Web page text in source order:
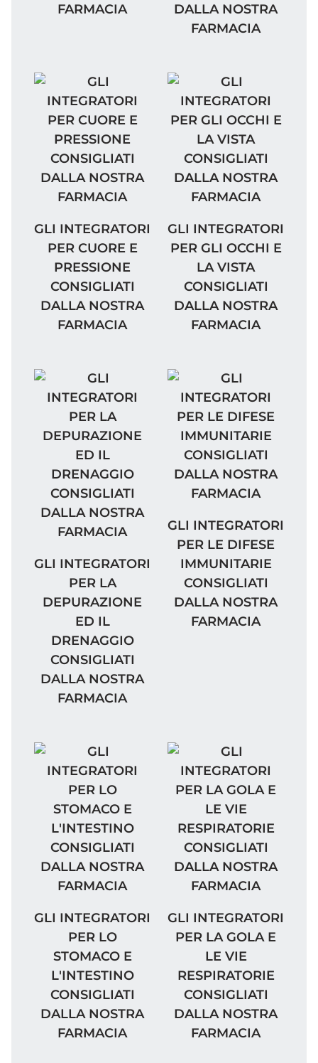
FARMACIA
DALLA NOSTRA
FARMACIA
GLI INTEGRATORI PER CUORE E
GLI INTEGRATORI
PER CUORE E
PRESSIONE
CONSIGLIATI
DALLA NOSTRA
FARMACIA
GLI INTEGRATORI
GLI INTEGRATORI
PER GLI OCCHI E
LA VISTA
CONSIGLIATI
DALLA NOSTRA
FARMACIA
GLI INTEGRATORI PER LA DEPURAZIONE
GLI INTEGRATORI
PER LA
DEPURAZIONE
ED IL
DRENAGGIO
CONSIGLIATI
DALLA NOSTRA
FARMACIA
GLI INTEGRATORI
GLI INTEGRATORI
PER LE DIFESE
IMMUNITARIE
CONSIGLIATI
DALLA NOSTRA
FARMACIA
GLI INTEGRATORI PER LO STOMACO E
GLI INTEGRATORI
PER LO
STOMACO E
L'INTESTINO
CONSIGLIATI
DALLA NOSTRA
FARMACIA
GLI INTEGRATORI
GLI INTEGRATORI
PER LA GOLA E
LE VIE
RESPIRATORIE
CONSIGLIATI
DALLA NOSTRA
FARMACIA